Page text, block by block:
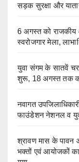
सड़क सुरक्षा और
6 अगस्त को राजकीय
स्वरोजगार मेला,
युवा संगम के सातवें
शुरू, 18 अगस्त तक
नवागत
फाउंडेशन नेशनल व
श्रावण मास के पावन
भक्तों एवं आयोजकों का